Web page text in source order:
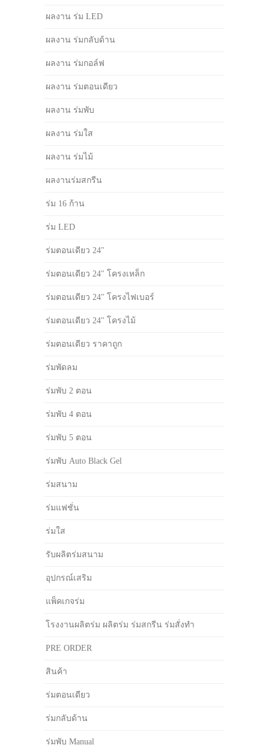
ผลงาน ร่ม LED
ผลงาน ร่มกลับด้าน
ผลงาน ร่มกอล์ฟ
ผลงาน ร่มตอนเดียว
ผลงาน ร่มพับ
ผลงาน ร่มใส
ผลงาน ร่มไม้
ผลงานร่มสกรีน
ร่ม 16 ก้าน
ร่ม LED
ร่มตอนเดียว 24"
ร่มตอนเดียว 24" โครงเหล็ก
ร่มตอนเดียว 24" โครงไฟเบอร์
ร่มตอนเดียว 24" โครงไม้
ร่มตอนเดียว ราคาถูก
ร่มพัดลม
ร่มพับ 2 ตอน
ร่มพับ 4 ตอน
ร่มพับ 5 ตอน
ร่มพับ Auto Black Gel
ร่มสนาม
ร่มแฟชั่น
ร่มใส
รับผลิตร่มสนาม
อุปกรณ์เสริม
แพ็คเกจร่ม
โรงงานผลิตร่ม ผลิตร่ม ร่มสกรีน ร่มสั่งทำ
PRE ORDER
สินค้า
ร่มตอนเดียว
ร่มกลับด้าน
ร่มพับ Manual